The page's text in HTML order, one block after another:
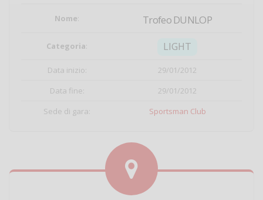
Nome: Trofeo DUNLOP
Categoria: LIGHT
Data inizio:
29/01/2012
Data fine:
29/01/2012
Sede di gara:
Sportsman Club